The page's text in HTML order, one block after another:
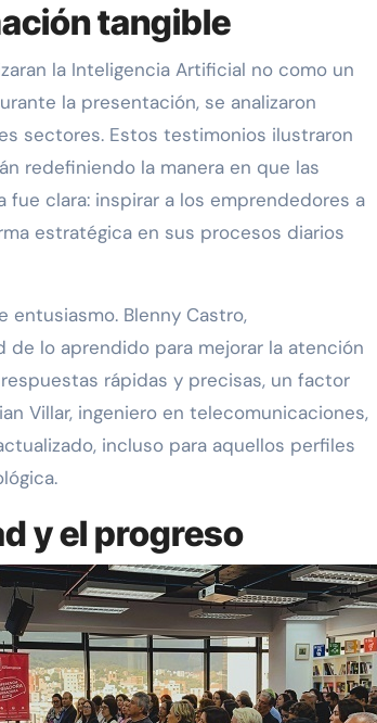
tangible
la Inteligencia Artificial no como un
la presentación, se analizaron
sectores. Estos testimonios ilustraron
redefiniendo la manera en que las
clara: inspirar a los emprendedores a
estratégica en sus procesos diarios
Blenny Castro,
lo aprendido para mejorar la atención
rápidas y precisas, un factor
Villar, ingeniero en telecomunicaciones,
incluso para aquellos perfiles
y el progreso